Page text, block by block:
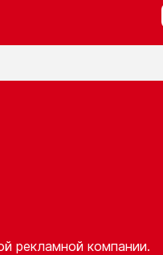
рекламной компании.